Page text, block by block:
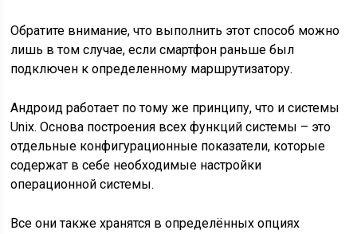
Обратите внимание, что выполнить этот способ можно
лишь в том случае, если смартфон раньше был
подключен к определенному маршрутизатору.
Андроид работает по тому же принципу, что и системы
Unix. Основа построения всех функций системы – это
отдельные конфигурационные показатели, которые
содержат в себе необходимые настройки
операционной системы.
Все они также хранятся в определённых опциях